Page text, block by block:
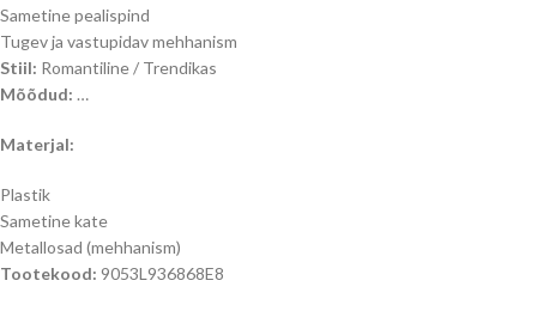
Sametine pealispind
Tugev ja vastupidav mehhanism
Stiil: Romantiline / Trendikas
Mõõdud: …
Materjal:
Plastik
Sametine kate
Metallosad (mehhanism)
Tootekood: 9053L936868E8